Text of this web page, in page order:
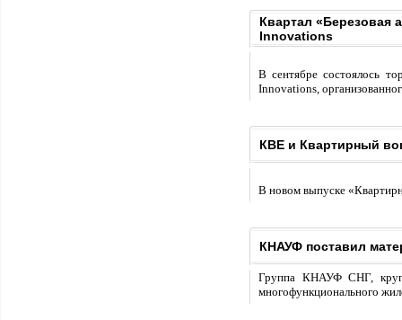
Квартал «Березовая
Innovations
В сентябре состоялось
Innovations,
КВЕ и Квартирный
В новом выпуске
КНАУФ поставил
Группа КНАУФ СНГ,
многофункционального